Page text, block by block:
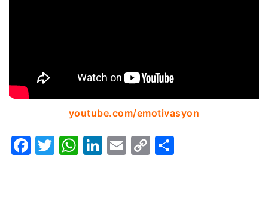
youtube.com/emotivasyon
Facebook
Twitter
WhatsApp
LinkedIn
Email
Copy